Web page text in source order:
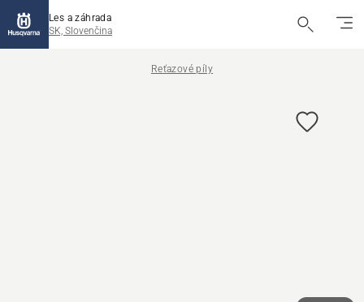
Les a záhrada
SK, Slovenčina
Reťazové píly